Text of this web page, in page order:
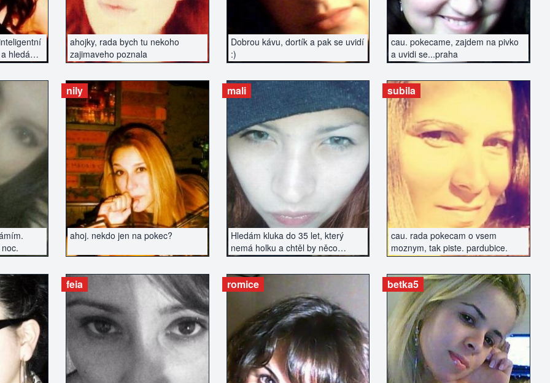
hledá
ahojky, rada bych tu nekoho
zajimaveho poznala
Dobrou kávu, dortík a pak se uvidí
:)
cau. pokecame, zajdem na pivko
a uvidi se...praha
ahoj. nekdo jen na pokec?
nily
ZOBRAZIT INZERÁT
Hledám kluka do 35 let, který
nemá holku a chtěl by něco
podniknout....
mali
ZOBRAZIT INZERÁT
cau. rada pokecam o vsem
moznym, tak piste. pardubice.
subila
feia
ZOBRAZIT INZERÁT
romice
ZOBRAZIT INZERÁT
betka5
ZOBRAZIT INZERÁT